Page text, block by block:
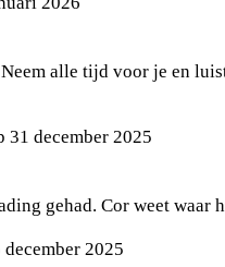
alle tijd voor je en
31 december 2025
gehad. Cor weet
december 2025